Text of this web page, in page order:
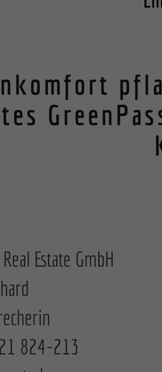
Estate GmbH
824-213